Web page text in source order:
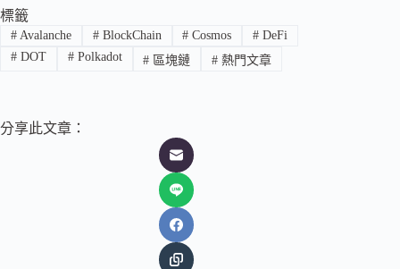
標籤
#Avalanche #BlockChain # Cosmos # DeFi
#DOT #Polkadot # 區塊鏈 # 熱門文章
分享此文章：